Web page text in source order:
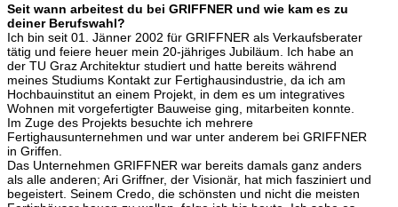
Seit wann arbeitest du bei GRIFFNER und wie kam es zu
deiner Berufswahl?
Ich bin seit 01. Jänner 2002 für GRIFFNER als Verkaufsberater
tätig und feiere heuer mein 20-jähriges Jubiläum. Ich habe an
der TU Graz Architektur studiert und hatte bereits während
meines Studiums Kontakt zur Fertighausindustrie, da ich am
Hochbauinstitut an einem Projekt, in dem es um integratives
Wohnen mit vorgefertigter Bauweise ging, mitarbeiten konnte.
Im Zuge des Projekts besuchte ich mehrere
Fertighausunternehmen und war unter anderem bei GRIFFNER
in Griffen.
Das Unternehmen GRIFFNER war bereits damals ganz anders
als alle anderen; Ari Griffner, der Visionär, hat mich fasziniert und
begeistert. Seinem Credo, die schönsten und nicht die meisten